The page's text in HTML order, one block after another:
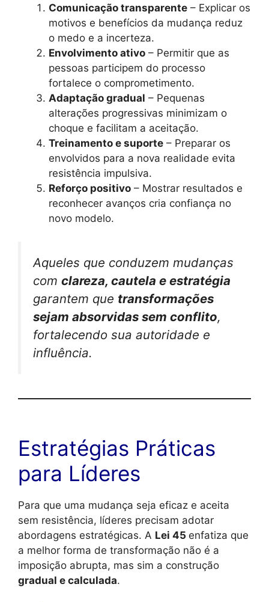
Comunicação transparente – Explicar os
motivos e benefícios da mudança reduz
o medo e a incerteza.
Envolvimento ativo – Permitir que as
pessoas participem do processo
fortalece o comprometimento.
Adaptação gradual – Pequenas
alterações progressivas minimizam o
choque e facilitam a aceitação.
Treinamento e suporte – Preparar os
envolvidos para a nova realidade evita
resistência impulsiva.
Reforço positivo – Mostrar resultados e
reconhecer avanços cria confiança no
novo modelo.
Aqueles que conduzem mudanças
com clareza, cautela e estratégia
garantem que transformações
sejam absorvidas sem conflito,
fortalecendo sua autoridade e
influência.
Estratégias Práticas
para Líderes
Para que uma mudança seja eficaz e aceita
sem resistência, líderes precisam adotar
abordagens estratégicas. A Lei 45 enfatiza que
a melhor forma de transformação não é a
imposição abrupta, mas sim a construção
gradual e calculada.